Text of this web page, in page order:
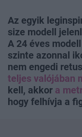
Az egyik
size modell
A 24 éves
szinte azonnal
nem engedi
teljes valójában
kell, akkor a
hogy felhívja a